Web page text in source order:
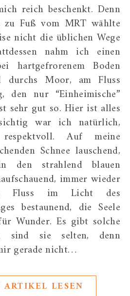
Fuß vom MRT wählte
nicht die üblichen Wege
nahm ich einen
hartgefrorenem Boden
durchs Moor, am Fluss
den nur “Einheimische”
sehr gut so. Hier ist alles
war ich natürlich,
Auf meine
Schnee lauschend,
den strahlend blauen
immer wieder
Fluss im Licht des
bestaunend, die Seele
Wunder. Es gibt solche
sind sie selten, denn
gerade nicht…
ARTIKEL LESEN